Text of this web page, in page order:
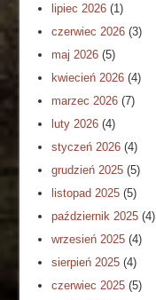
lipiec 2026 (1)
czerwiec 2026 (3)
maj 2026 (5)
kwiecień 2026 (4)
marzec 2026 (7)
luty 2026 (4)
styczeń 2026 (4)
grudzień 2025 (5)
listopad 2025 (5)
październik 2025 (4)
wrzesień 2025 (4)
sierpień 2025 (4)
czerwiec 2025 (5)